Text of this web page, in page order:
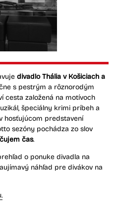
divadlo Thália v Košiciach a
s pestrým a rôznorodým
cesta založená na motívoch
špeciálny krimi príbeh a
hosťujúcom predstavení
sezóny pochádza zo slov
čas.
o ponuke divadla na
náhľad pre divákov na